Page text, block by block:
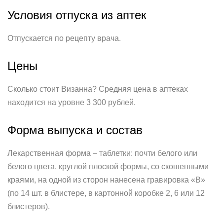
Условия отпуска из аптек
Отпускается по рецепту врача.
Цены
Сколько стоит Визанна? Средняя цена в аптеках
находится на уровне 3 300 рублей.
Форма выпуска и состав
Лекарственная форма – таблетки: почти белого или
белого цвета, круглой плоской формы, со скошенными
краями, на одной из сторон нанесена гравировка «B»
(по 14 шт. в блистере, в картонной коробке 2, 6 или 12
блистеров).